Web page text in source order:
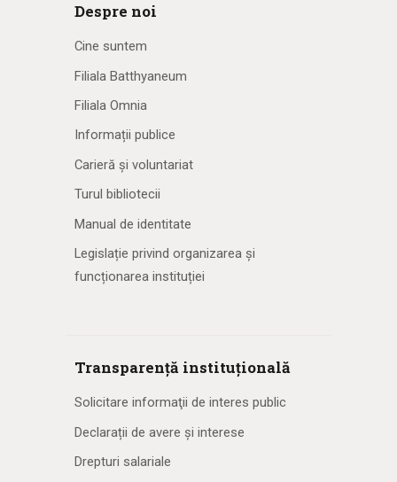
Despre noi
Cine suntem
Filiala Batthyaneum
Filiala Omnia
Informații publice
Carieră și voluntariat
Turul bibliotecii
Manual de identitate
Legislație privind organizarea și
funcționarea instituției
Transparență instituțională
Solicitare informaţii de interes public
Declarații de avere și interese
Drepturi salariale